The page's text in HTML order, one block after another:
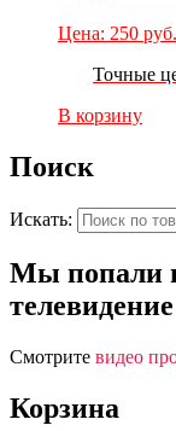
Цена: 250 руб.
Точные
В корзину
Поиск
Искать:
Мы попали
телевидение
Смотрите видео
Корзина